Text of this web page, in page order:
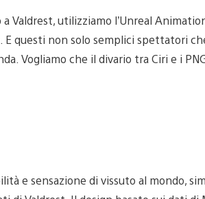
Valdrest, utilizziamo l’Unreal
E questi non solo semplici spettatori
Vogliamo che il divario tra Ciri e i
e sensazione di vissuto al mondo,